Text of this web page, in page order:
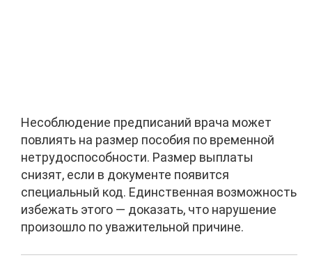
Несоблюдение предписаний врача может
повлиять на размер пособия по временной
нетрудоспособности. Размер выплаты
снизят, если в документе появится
специальный код. Единственная возможность
избежать этого — доказать, что нарушение
произошло по уважительной причине.